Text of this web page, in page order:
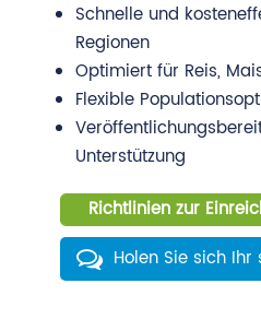
Schnelle und
Regionen
Optimiert für Reis,
Flexible
Unterstützung
Richtlinien zur
Holen Sie sich